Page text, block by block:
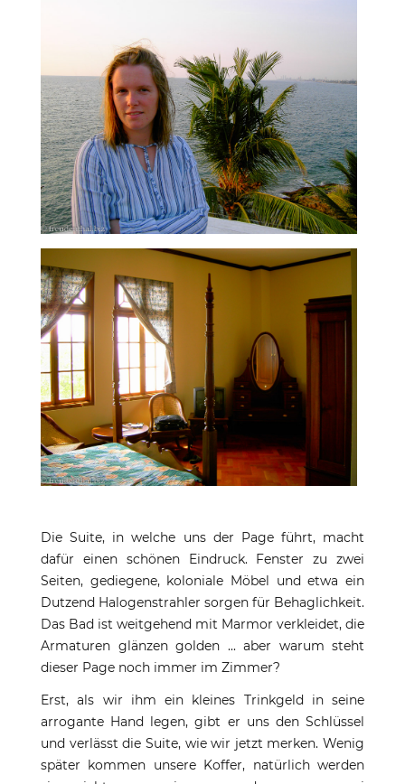
Die Suite, in welche uns der Page führt, macht
dafür einen schönen Eindruck. Fenster zu zwei
Seiten, gediegene, koloniale Möbel und etwa ein
Dutzend Halogenstrahler sorgen für Behaglichkeit.
Das Bad ist weitgehend mit Marmor verkleidet, die
Armaturen glänzen golden ... aber warum steht
dieser Page noch immer im Zimmer?
Erst, als wir ihm ein kleines Trinkgeld in seine
arrogante Hand legen, gibt er uns den Schlüssel
und verlässt die Suite, wie wir jetzt merken. Wenig
später kommen unsere Koffer, natürlich werden